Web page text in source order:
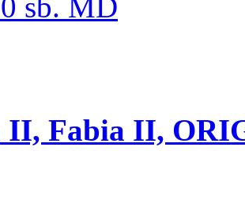
II, Fabia II,